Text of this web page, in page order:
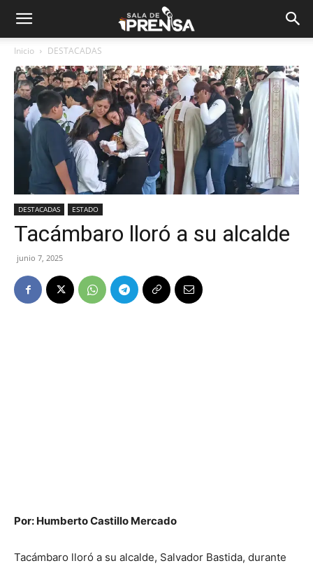
Inicio DESTACADAS
DESTACADAS ESTADO
Tacámbaro lloró a su alcalde
junio 7, 2025
Por: Humberto Castillo Mercado
Tacámbaro lloró a su alcalde, Salvador Bastida, durante